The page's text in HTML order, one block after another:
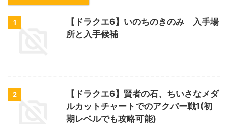
1
【ドラクエ6】いのちのきのみ 入手場
所と入手候補
2
【ドラクエ6】賢者の石、ちいさなメダ
ルカットチャートでのアクバー戦1(初
期レベルでも攻略可能)